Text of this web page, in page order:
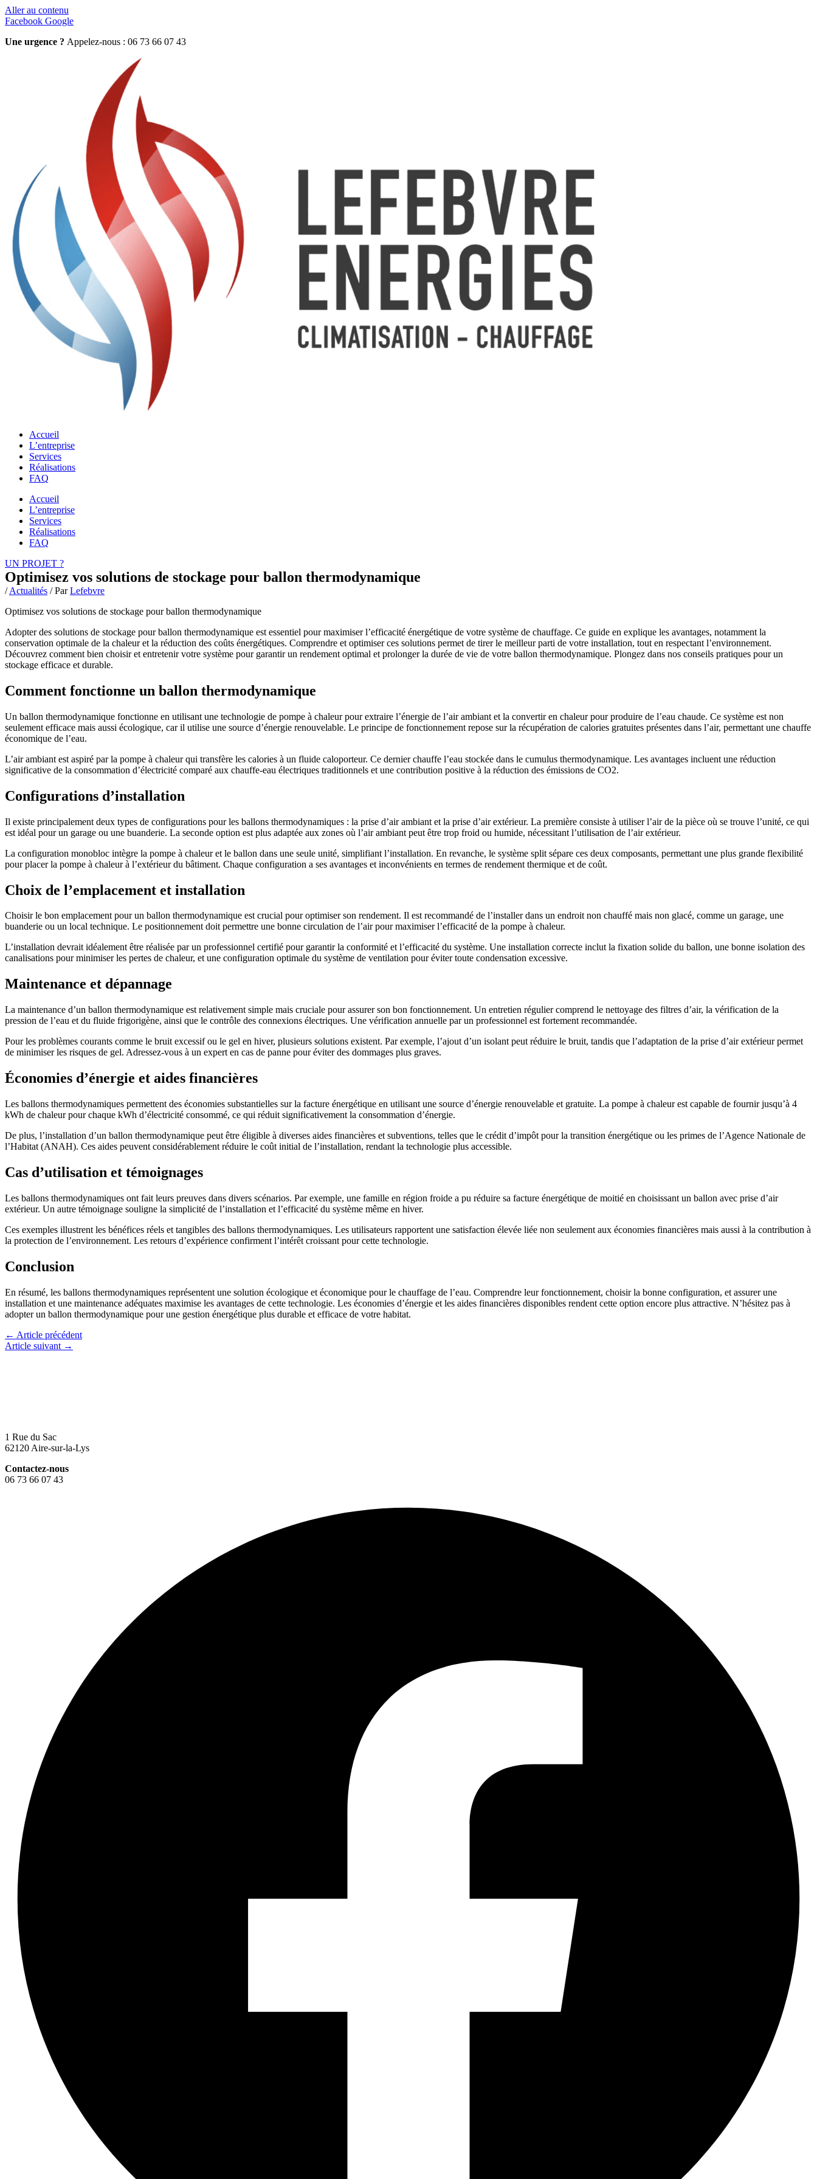
Aller au contenu
Facebook Google
Une urgence ? Appelez-nous : 06 73 66 07 43
Accueil
L’entreprise
Services
Réalisations
FAQ
Accueil
L’entreprise
Services
Réalisations
FAQ
UN PROJET ?
Optimisez vos solutions de stockage pour ballon thermodynamique
/Actualités / ParLefebvre
Optimisez vos solutions de stockage pour ballon thermodynamique
Adopter des solutions de stockage pour ballon thermodynamique est essentiel pour maximiser l’efficacité énergétique de votre système de chauffage. Ce guide en explique les avantages, notamment la
conservation optimale de la chaleur et la réduction des coûts énergétiques. Comprendre et optimiser ces solutions permet de tirer le meilleur parti de votre installation, tout en respectant l’environnement.
Découvrez comment bien choisir et entretenir votre système pour garantir un rendement optimal et prolonger la durée de vie de votre ballon thermodynamique. Plongez dans nos conseils pratiques pour un
stockage efficace et durable.
Comment fonctionne un ballon thermodynamique
Un ballon thermodynamique fonctionne en utilisant une technologie de pompe à chaleur pour extraire l’énergie de l’air ambiant et la convertir en chaleur pour produire de l’eau chaude. Ce système est non
seulement efficace mais aussi écologique, car il utilise une source d’énergie renouvelable. Le principe de fonctionnement repose sur la récupération de calories gratuites présentes dans l’air, permettant une chauffe
économique de l’eau.
L’air ambiant est aspiré par la pompe à chaleur qui transfère les calories à un fluide caloporteur. Ce dernier chauffe l’eau stockée dans le cumulus thermodynamique. Les avantages incluent une réduction
significative de la consommation d’électricité comparé aux chauffe-eau électriques traditionnels et une contribution positive à la réduction des émissions de CO2.
Configurations d’installation
Il existe principalement deux types de configurations pour les ballons thermodynamiques : la prise d’air ambiant et la prise d’air extérieur. La première consiste à utiliser l’air de la pièce où se trouve l’unité, ce qui
est idéal pour un garage ou une buanderie. La seconde option est plus adaptée aux zones où l’air ambiant peut être trop froid ou humide, nécessitant l’utilisation de l’air extérieur.
La configuration monobloc intègre la pompe à chaleur et le ballon dans une seule unité, simplifiant l’installation. En revanche, le système split sépare ces deux composants, permettant une plus grande flexibilité
pour placer la pompe à chaleur à l’extérieur du bâtiment. Chaque configuration a ses avantages et inconvénients en termes de rendement thermique et de coût.
Choix de l’emplacement et installation
Choisir le bon emplacement pour un ballon thermodynamique est crucial pour optimiser son rendement. Il est recommandé de l’installer dans un endroit non chauffé mais non glacé, comme un garage, une
buanderie ou un local technique. Le positionnement doit permettre une bonne circulation de l’air pour maximiser l’efficacité de la pompe à chaleur.
L’installation devrait idéalement être réalisée par un professionnel certifié pour garantir la conformité et l’efficacité du système. Une installation correcte inclut la fixation solide du ballon, une bonne isolation des
canalisations pour minimiser les pertes de chaleur, et une configuration optimale du système de ventilation pour éviter toute condensation excessive.
Maintenance et dépannage
La maintenance d’un ballon thermodynamique est relativement simple mais cruciale pour assurer son bon fonctionnement. Un entretien régulier comprend le nettoyage des filtres d’air, la vérification de la
pression de l’eau et du fluide frigorigène, ainsi que le contrôle des connexions électriques. Une vérification annuelle par un professionnel est fortement recommandée.
Pour les problèmes courants comme le bruit excessif ou le gel en hiver, plusieurs solutions existent. Par exemple, l’ajout d’un isolant peut réduire le bruit, tandis que l’adaptation de la prise d’air extérieur permet
de minimiser les risques de gel. Adressez-vous à un expert en cas de panne pour éviter des dommages plus graves.
Économies d’énergie et aides financières
Les ballons thermodynamiques permettent des économies substantielles sur la facture énergétique en utilisant une source d’énergie renouvelable et gratuite. La pompe à chaleur est capable de fournir jusqu’à 4
kWh de chaleur pour chaque kWh d’électricité consommé, ce qui réduit significativement la consommation d’énergie.
De plus, l’installation d’un ballon thermodynamique peut être éligible à diverses aides financières et subventions, telles que le crédit d’impôt pour la transition énergétique ou les primes de l’Agence Nationale de
l’Habitat (ANAH). Ces aides peuvent considérablement réduire le coût initial de l’installation, rendant la technologie plus accessible.
Cas d’utilisation et témoignages
Les ballons thermodynamiques ont fait leurs preuves dans divers scénarios. Par exemple, une famille en région froide a pu réduire sa facture énergétique de moitié en choisissant un ballon avec prise d’air
extérieur. Un autre témoignage souligne la simplicité de l’installation et l’efficacité du système même en hiver.
Ces exemples illustrent les bénéfices réels et tangibles des ballons thermodynamiques. Les utilisateurs rapportent une satisfaction élevée liée non seulement aux économies financières mais aussi à la contribution à
la protection de l’environnement. Les retours d’expérience confirment l’intérêt croissant pour cette technologie.
Conclusion
En résumé, les ballons thermodynamiques représentent une solution écologique et économique pour le chauffage de l’eau. Comprendre leur fonctionnement, choisir la bonne configuration, et assurer une
installation et une maintenance adéquates maximise les avantages de cette technologie. Les économies d’énergie et les aides financières disponibles rendent cette option encore plus attractive. N’hésitez pas à
adopter un ballon thermodynamique pour une gestion énergétique plus durable et efficace de votre habitat.
← Article précédent
Article suivant →
1 Rue du Sac
62120 Aire-sur-la-Lys
Contactez-nous
06 73 66 07 43